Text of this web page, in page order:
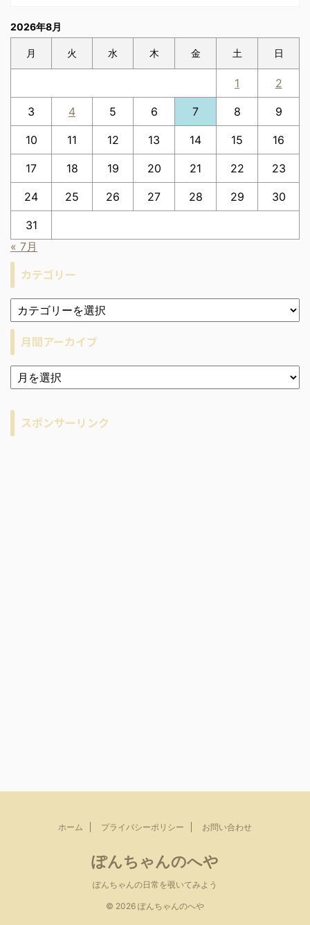
2026年8月
月 火 水 木 金 土 日
1 2
3 4 5 6 7 8 9
10 11 12 13 14 15 16
17 18 19 20 21 22 23
24 25 26 27 28 29 30
31
« 7月
カテゴリー
月間アーカイブ
ア
ー
ブ
スポンサーリンク
ホーム プライバシーポリシー お問い合わせ
ぽんちゃんのへや
ぽんちゃんの日常を覗いてみよう
© 2026 ぽんちゃんのへや